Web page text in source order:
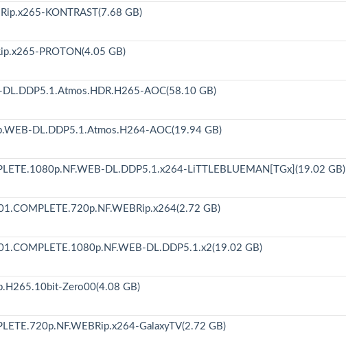
KONTRAST(7.68 GB)
PROTON(4.05 GB)
AOC(58.10 GB)
DL.DDP5.1.Atmos.H264-AOC(19.94 GB)
DL.DDP5.1.x264-LiTTLEBLUEMAN[TGx](19.02 GB)
GB)
DL.DDP5.1.x2(19.02 GB)
Zero00(4.08 GB)
GalaxyTV(2.72 GB)